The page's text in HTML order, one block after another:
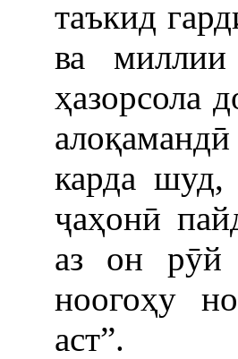
таъкид
ва
ҳазорсола
карда шуд,
ҷаҳонӣ
аз он рӯй
ноогоҳу
аст”.